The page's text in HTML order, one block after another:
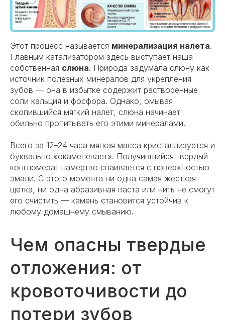
Этот процесс называется минерализация налета.
Главным катализатором здесь выступает наша
собственная слюна. Природа задумала слюну как
источник полезных минералов для укрепления
зубов — она в избытке содержит растворенные
соли кальция и фосфора. Однако, омывая
скопившийся мягкий налет, слюна начинает
обильно пропитывать его этими минералами.
Всего за 12–24 часа мягкая масса кристаллизуется и
буквально «окаменевает». Получившийся твердый
конгломерат намертво спаивается с поверхностью
эмали. С этого момента ни одна самая жесткая
щетка, ни одна абразивная паста или нить не смогут
его счистить — камень становится устойчив к
любому домашнему смыванию.
Чем опасны твердые
отложения: от
кровоточивости до
потери зубов